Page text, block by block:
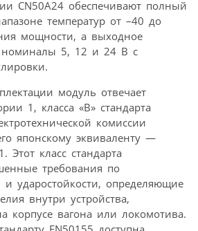
CN50A24 обеспечивают полный
температур от –40 до
мощности, а выходное
номиналы 5, 12 и 24 В с
модуль отвечает
1, класса «B» стандарта
комиссии
японскому эквиваленту —
Этот класс стандарта
требования по
и ударостойкости, определяющие
внутри устройства,
корпусе вагона или локомотива.